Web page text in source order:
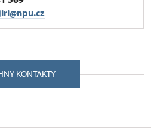
Frýdlant v Čechách 46401
KONTAKTY